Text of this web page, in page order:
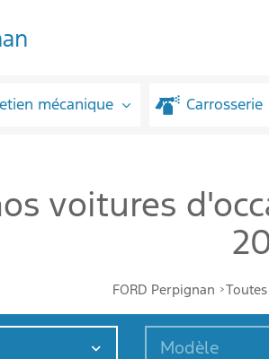
mécanique Carrosserie
voitures
FORD Perpignan
Modèle